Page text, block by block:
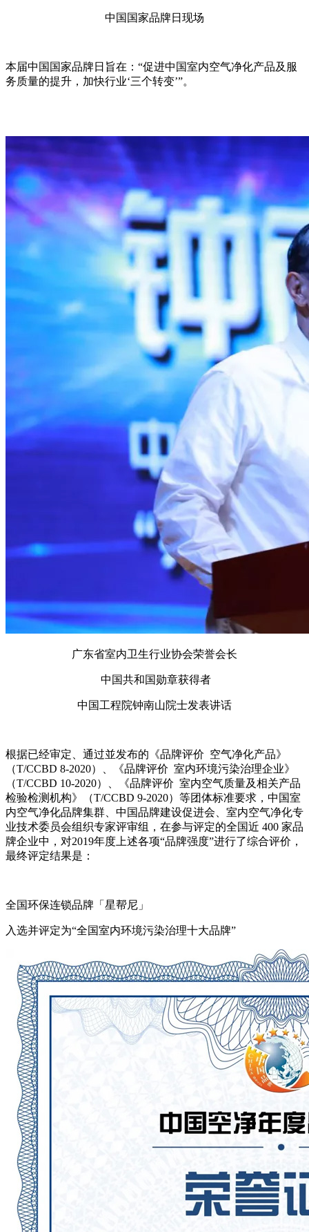
中国国家品牌日现场
本届中国国家品牌日旨在：“促进中国室内空气净化产品及服
务质量的提升，加快行业‘三个转变’”。
广东省室内卫生行业协会荣誉会长
中国共和国勋章获得者
中国工程院钟南山院士发表讲话
根据已经审定、通过並发布的《品牌评价 空气净化产品》
（T/CCBD 8-2020）、《品牌评价 室内环境污染治理企业》
（T/CCBD 10-2020）、《品牌评价 室内空气质量及相关产品
检验检测机构》（T/CCBD 9-2020）等团体标准要求，中国室
内空气净化品牌集群、中国品牌建设促进会、室内空气净化专
业技术委员会组织专家评审组，在参与评定的全国近 400 家品
牌企业中，对2019年度上述各项“品牌强度”进行了综合评价，
最终评定结果是：
全国环保连锁品牌「星帮尼」
入选并评定为“全国室内环境污染治理十大品牌”